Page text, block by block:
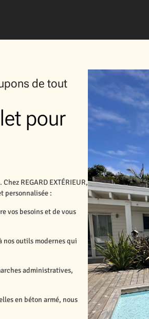
de tout
pour
REGARD EXTÉRIEUR,
personnalisée :
vos besoins et de vous
nos outils modernes qui
administratives,
en béton armé, nous